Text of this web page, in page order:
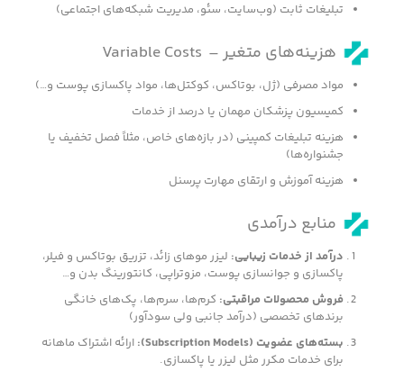
تبلیغات ثابت (وب‌سایت، سئو، مدیریت شبکه‌های اجتماعی)
هزینه‌های متغیر – Variable Costs
مواد مصرفی (ژل، بوتاکس، کوکتل‌ها، مواد پاکسازی پوست و…)
کمیسیون پزشکان مهمان یا درصد از خدمات
هزینه تبلیغات کمپینی (در بازه‌های خاص، مثلاً فصل تخفیف یا
جشنواره‌ها)
هزینه آموزش و ارتقای مهارت پرسنل
منابع درآمدی
درآمد از خدمات زیبایی: لیزر موهای زائد، تزریق بوتاکس و فیلر،
پاکسازی و جوانسازی پوست، مزوتراپی، کانتورینگ بدن و…
فروش محصولات مراقبتی: کرم‌ها، سرم‌ها، پک‌های خانگی
برندهای تخصصی (درآمد جانبی ولی سودآور)
بسته‌های عضویت (Subscription Models):
ارائه اشتراک ماهانه
برای خدمات مکرر مثل لیزر یا پاکسازی.